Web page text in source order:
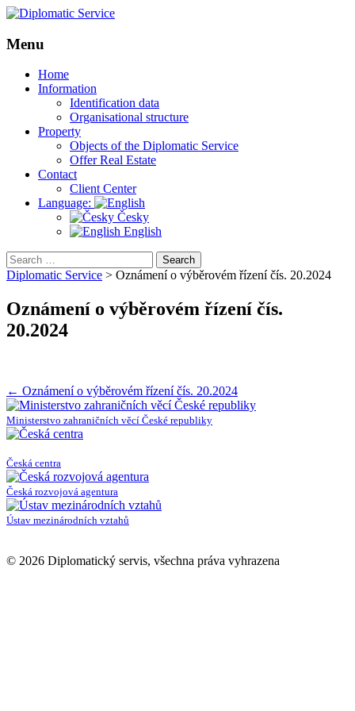
Menu
Skip
Home
Information
Identification data
Organisational structure
Property
Objects of the Diplomatic Service
Offer Real Estate
Contact
Client Center
Language:
Česky
English
Search
for:
Diplomatic Service > Oznámení o výběrovém řízení čís. 20.2024
Oznámení o výběrovém řízení čís.
20.2024
Post
navigation
← Oznámení o výběrovém řízení čís. 20.2024
Ministerstvo zahraničních věcí České republiky
Česká centra
Česká rozvojová agentura
Ústav mezinárodních vztahů
© 2026 Diplomatický servis, všechna práva vyhrazena